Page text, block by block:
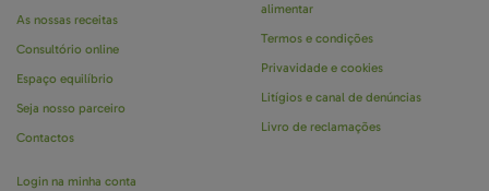
As nossas receitas
Consultório online
Espaço equilíbrio
Seja nosso parceiro
Contactos
alimentar
Termos e condições
Privavidade e cookies
Litígios e canal de denúncias
Livro de reclamações
Login na minha conta